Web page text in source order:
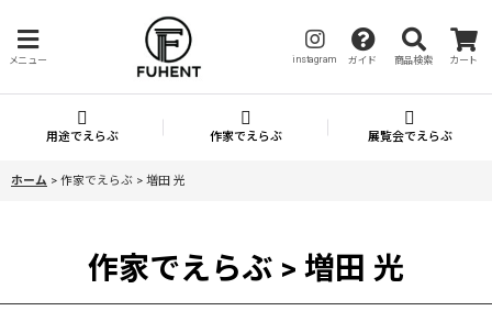
メニュー instagram ガイド 商品検索 カート
用途でえらぶ 作家でえらぶ 展覧会でえらぶ
ホーム > 作家でえらぶ > 増田 光
作家でえらぶ > 増田 光